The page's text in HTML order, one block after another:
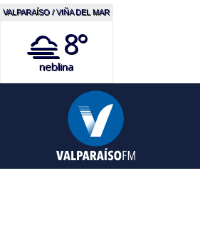
VALPARAÍSO / VIÑA DEL MAR
8°
neblina